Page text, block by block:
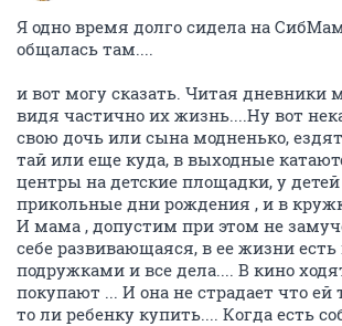
Я одно время долго сидела на
общалась там....
и вот могу сказать. Читая
видя частично их жизнь....Ну вот
свою дочь или сына модненько,
тай или еще куда, в выходные
центры на детские площадки, у детей
прикольные дни рождения , и в
И мама , допустим при этом не
себе развивающаяся, в ее жизни
подружками и все дела.... В кино
покупают ... И она не страдает что ей
то ли ребенку купить.... Когда есть